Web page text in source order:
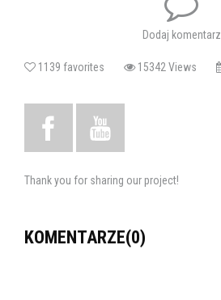
Dodaj komentarz
1139 favorites 15342 Views
Thank you for sharing our project!
KOMENTARZE(0)